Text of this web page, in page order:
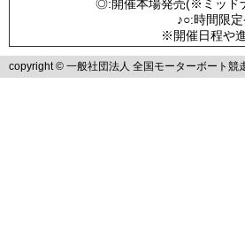
◎:開催本場発売(※ミッ
♪○:時間限
※開催日程や
copyright © 一般社団法人 全国モーターボート競